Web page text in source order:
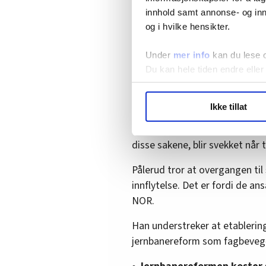
innhold samt annonse- og
og i hvilke hensikter.
Under mer info kan du lese
Du kan hele tiden endre
hvordan våre nettsider blir
annonsering. Disse er
Ikke tillat
Tor Egil Pålerud i Norsk
Ole Palmstrøm
Samtidig vedgår Pålerud at
Rollen som «vaktbikkja» som
disse sakene, blir svekket
Pålerud tror at overgangen
innflytelse. Det er fordi de
NOR.
Han understreker at
jernbanereform som